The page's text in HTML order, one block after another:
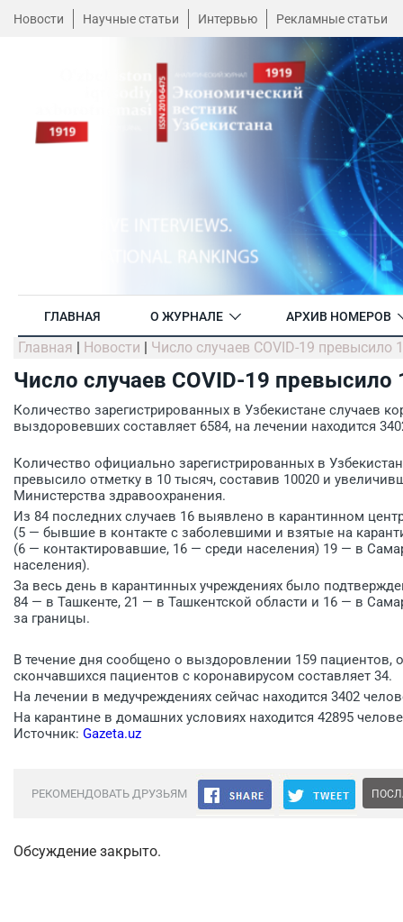
Новости Научные статьи Интервью Рекламные статьи
ГЛАВНАЯ О ЖУРНАЛЕ АРХИВ НОМЕРОВ
Главная | Новости | Число случаев COVID-19 превысило
Число случаев COVID-19 превысило
Количество зарегистрированных в Узбекистане случаев
выздоровевших составляет 6584, на лечении находится
Количество официально зарегистрированных в
превысило отметку в 10 тысяч, составив 10020 и
Министерства здравоохранения.
Из 84 последних случаев 16 выявлено в карантинном
(5 — бывшие в контакте с заболевшими и взятые на
(6 — контактировавшие, 16 — среди населения) 19 — в
населения).
За весь день в карантинных учреждениях было
84 — в Ташкенте, 21 — в Ташкентской области и 16 — в
за границы.
В течение дня сообщено о выздоровлении 159 пациентов,
скончавшихся пациентов с коронавирусом составляет 34.
На лечении в медучреждениях сейчас находится 3402
На карантине в домашних условиях находится 42895
Источник: Gazeta.uz
РЕКОМЕНДОВАТЬ ДРУЗЬЯМ
Обсуждение закрыто.